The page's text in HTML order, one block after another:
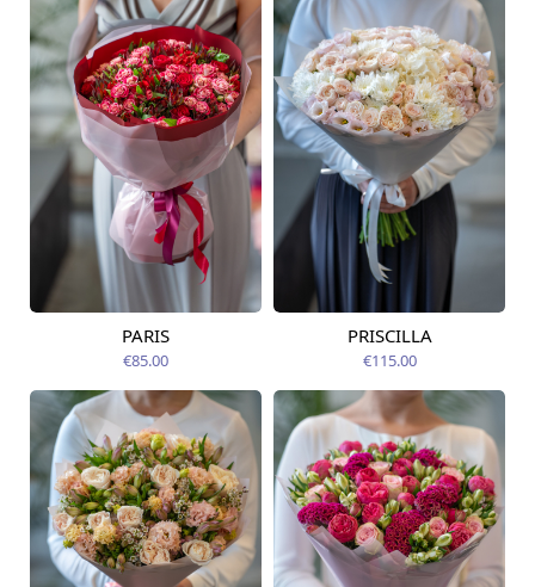
Pieejams šodien
PARIS
€85.00
Pieejams šodien
PRISCILLA
€115.00